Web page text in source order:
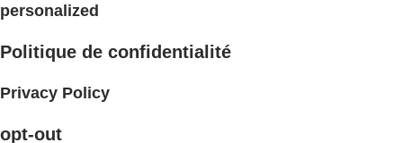
personalized
Politique de confidentialité
Privacy Policy
opt-out